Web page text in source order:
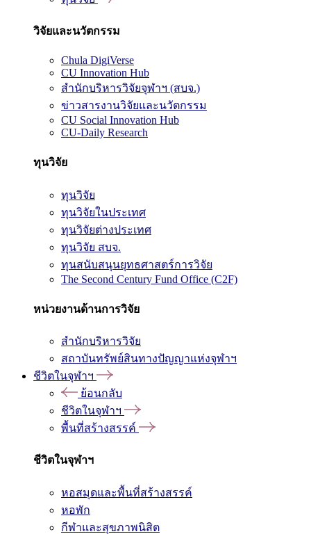
วิจัยและนวัตกรรม
Chula DigiVerse
CU Innovation Hub
สำนักบริหารวิจัยจุฬาฯ (สบจ.)
ข่าวสารงานวิจัยและนวัตกรรม
CU Social Innovation Hub
CU-Daily Research
ทุนวิจัย
ทุนวิจัย
ทุนวิจัยในประเทศ
ทุนวิจัยต่างประเทศ
ทุนวิจัย สบจ.
ทุนสนับสนุนยุทธศาสตร์การวิจัย
The Second Century Fund Office (C2F)
หน่วยงานด้านการวิจัย
สำนักบริหารวิจัย
สถาบันทรัพย์สินทางปัญญาแห่งจุฬาฯ
ชีวิตในจุฬาฯ
ย้อนกลับ
ชีวิตในจุฬาฯ
พื้นที่สร้างสรรค์
ชีวิตในจุฬาฯ
หอสมุดและพื้นที่สร้างสรรค์
หอพัก
กีฬาและสุขภาพนิสิต